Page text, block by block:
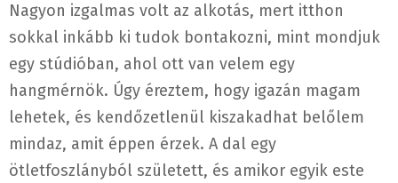
Nagyon izgalmas volt az alkotás, mert itthon
sokkal inkább ki tudok bontakozni, mint mondjuk
egy stúdióban, ahol ott van velem egy
hangmérnök. Úgy éreztem, hogy igazán magam
lehetek, és kendőzetlenül kiszakadhat belőlem
mindaz, amit éppen érzek. A dal egy
ötletfoszlányból született, és amikor egyik este